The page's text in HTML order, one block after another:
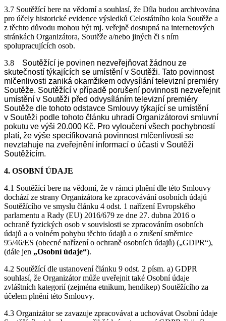
3.7 Soutěžící bere na vědomí a souhlasí, že Díla budou archivována
pro účely historické evidence výsledků Celostátního kola Soutěže a
z těchto důvodu mohou být mj. veřejně dostupná na internetových
stránkách Organizátora, Soutěže a/nebo jiných či s ním
spolupracujících osob.
3.8
Soutěžící je povinen nezveřejňovat žádnou ze
skutečností týkajících se umístění v Soutěži. Tato povinnost
mlčenlivosti zaniká okamžikem odvysílání televizní premiéry
Soutěže. Soutěžící v případě porušení povinnosti nezveřejnit
umístění v Soutěži před odvysíláním televizní premiéry
Soutěže dle tohoto odstavce Smlouvy týkající se umístění
v Soutěži podle tohoto článku uhradí Organizátorovi smluvní
pokutu ve výši 20.000 Kč. Pro vyloučení všech pochybností
platí, že výše specifikovaná povinnost mlčenlivosti se
nevztahuje na zveřejnění informací o účasti v Soutěži
Soutěžícím.
4. OSOBNÍ ÚDAJE
4.1 Soutěžící bere na vědomí, že v rámci plnění dle této Smlouvy
dochází ze strany Organizátora ke zpracovávání osobních údajů
Soutěžícího ve smyslu článku 4 odst. 1 nařízení Evropského
parlamentu a Rady (EU) 2016/679 ze dne 27. dubna 2016 o
ochraně fyzických osob v souvislosti se zpracováním osobních
údajů a o volném pohybu těchto údajů a o zrušení směrnice
95/46/ES (obecné nařízení o ochraně osobních údajů) („GDPR“),
(dále jen „Osobní údaje“).
4.2 Soutěžící dle ustanovení článku 9 odst. 2 písm. a) GDPR
souhlasí, že Organizátor může uveřejnit také Osobní údaje
zvláštních kategorií (zejména etnikum, hendikep) Soutěžícího za
účelem plnění této Smlouvy.
4.3 Organizátor se zavazuje zpracovávat a uchovávat Osobní údaje